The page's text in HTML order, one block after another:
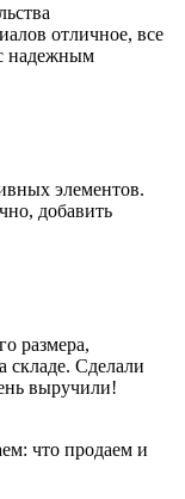
отличное, все
надежным
элементов.
добавить
размера,
складе. Сделали
выручили!
что продаем и